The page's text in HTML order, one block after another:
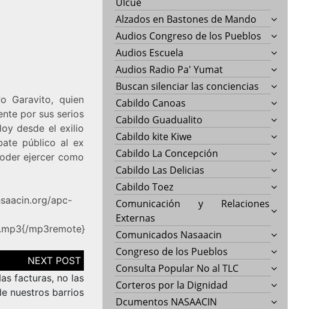
Garavito, quien
por sus serios
desde el exilio
público al ex
ejercer como
apc-
mp3remote}
facturas, no las
nuestros barrios
Alzados en Bastones de Mando
Audios Congreso de los Pueblos
Audios Escuela
Audios Radio Pa' Yumat
Buscan silenciar las conciencias
Cabildo Canoas
Cabildo Guadualito
Cabildo kite Kiwe
Cabildo La Concepción
Cabildo Las Delicias
Cabildo Toez
Comunicación y Relaciones
Externas
Comunicados Nasaacin
Congreso de los Pueblos
Consulta Popular No al TLC
Corteros por la Dignidad
Dcumentos NASAACIN